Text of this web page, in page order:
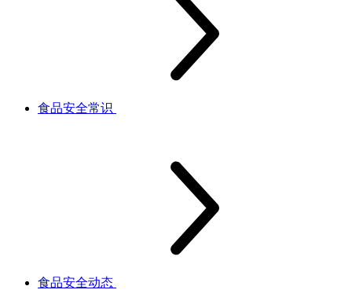
食品安全常识
食品安全动态